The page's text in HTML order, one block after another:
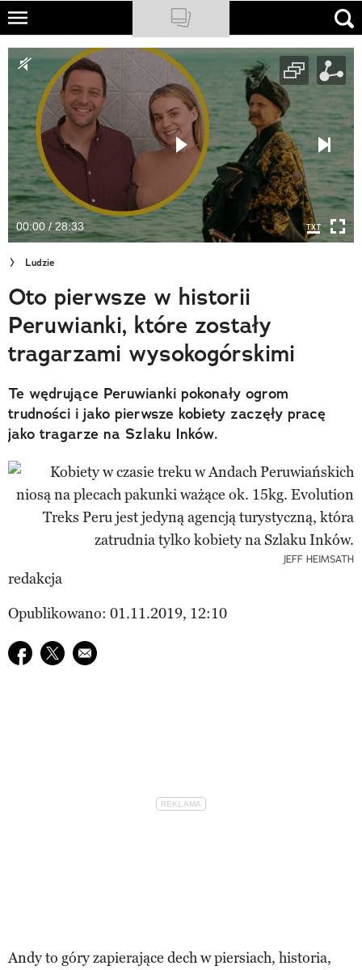
Skip
main
content
NATIONAL GEOGRAPHIC
TRAVELER
PODCASTY
Sklep
Newsletter
Cuda Polski
Wielki Konkurs Fotograficzny
Trendbook Podróżniczy
Polecane
00:00 / 28:33
Ludzie
Oto pierwsze w historii
Peruwianki, które zostały
tragarzami wysokogórskimi
Te wędrujące Peruwianki pokonały ogrom
trudności i jako pierwsze kobiety zaczęły pracę
jako tragarze na Szlaku Inków.
JEFF HEIMSATH
redakcja
Opublikowano: 01.11.2019, 12:10
Udostępnij na facebook
Udostępnij na twitter
E-mail do przyjaciela
Andy to góry zapierające dech w piersiach, historia,